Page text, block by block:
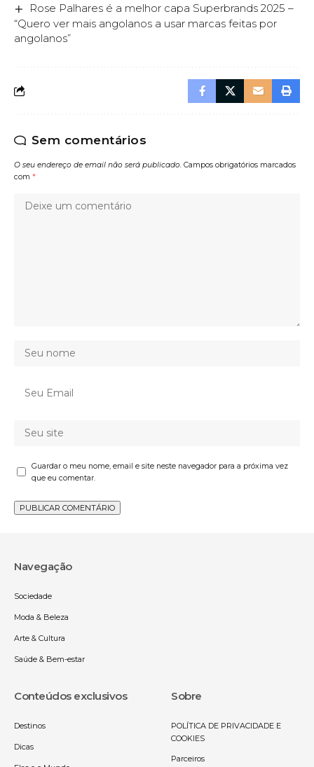
Rose Palhares é a melhor capa Superbrands 2025 –
“Quero ver mais angolanos a usar marcas feitas por
angolanos”
Sem comentários
O seu endereço de email não será publicado. Campos obrigatórios marcados
com *
Guardar o meu nome, email e site neste navegador para a próxima vez
que eu comentar.
Navegação
Sociedade
Moda & Beleza
Arte & Cultura
Saúde & Bem-estar
Conteúdos exclusivos
Destinos
Dicas
Sobre
POLÍTICA DE PRIVACIDADE E
COOKIES
Parceiros